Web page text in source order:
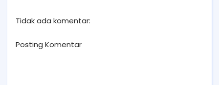
Tidak ada komentar:
Posting Komentar